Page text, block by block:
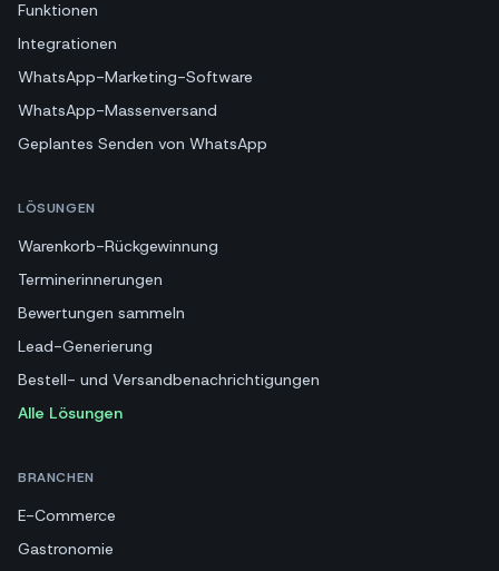
Funktionen
Integrationen
WhatsApp-Marketing-Software
WhatsApp-Massenversand
Geplantes Senden von WhatsApp
LÖSUNGEN
Warenkorb-Rückgewinnung
Terminerinnerungen
Bewertungen sammeln
Lead-Generierung
Bestell- und Versandbenachrichtigungen
Alle Lösungen
BRANCHEN
E-Commerce
Gastronomie